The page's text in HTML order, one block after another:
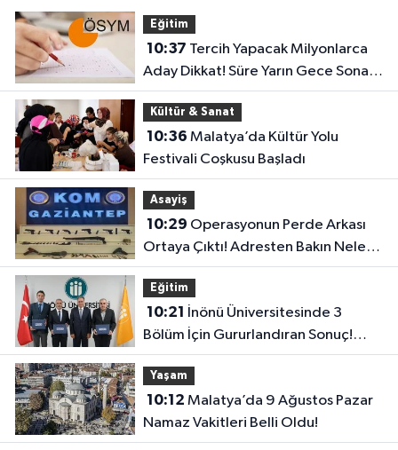
Eğitim
10:37
Aday Dikkat! Süre Yarın Gece Sona
Eriyor
Kültür & Sanat
10:36
Festivali Coşkusu Başladı
Asayiş
10:29
Ortaya Çıktı! Adresten Bakın Neler
Çıktı
Eğitim
10:21
Bölüm İçin Gururlandıran Sonuç!
2028’e Kadar Geçerli
Yaşam
10:12
Namaz Vakitleri Belli Oldu!